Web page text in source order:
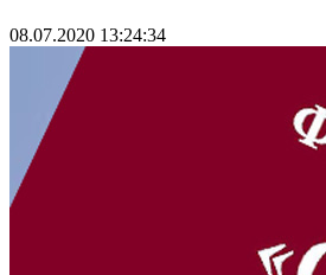
08.07.2020 13:24:34